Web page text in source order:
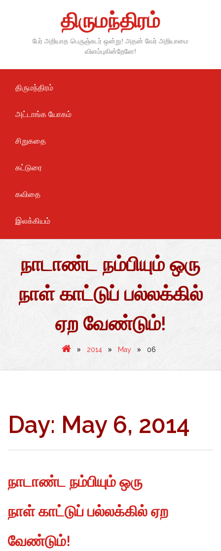
திருமந்திரம்
பேர் அறியாத பெருஞ்சுடர் ஒன்று! அதன் வேர் அறியாமை
விளம்புகின்றேனே!
திருமந்திரம்
அட்டாங்க யோகம்
சிறுகதை
கட்டுரை
கவிதை
இலக்கியம்
நாடாண்ட நம்பியும் ஒரு
நாள் காட்டுப் பல்லக்கில்
ஏற வேண்டும்!
» 2014 » May » 06
Day: May 6, 2014
நாடாண்ட நம்பியும் ஒரு
நாள் காட்டுப் பல்லக்கில் ஏற
வேண்டும்!